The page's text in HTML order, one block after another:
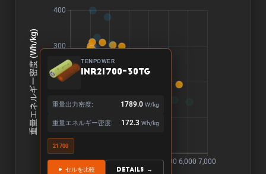
TENPOWER
INR21700-30TG
重量出力密度: 1789.0 W/kg
重量エネルギー密度: 172.3 Wh/kg
21700
+ セルを比較 Details →